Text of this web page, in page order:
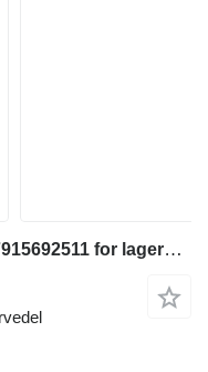
CONTACTOR COMPLET Linde 7915692511 for lagermaskin